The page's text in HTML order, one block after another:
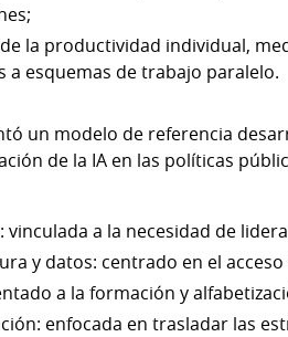
la productividad individual,
a esquemas de trabajo paralelo.
un modelo de referencia
de la IA en las políticas
vinculada a la necesidad de
y datos: centrado en el
a la formación y
enfocada en trasladar las